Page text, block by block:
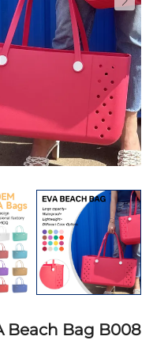
Beach Bag B008